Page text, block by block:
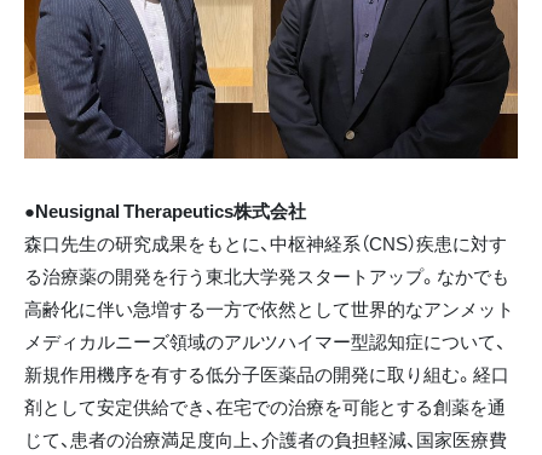
●Neusignal Therapeutics株式会社
森口先生の研究成果をもとに、中枢神経系（CNS）疾患に対す
る治療薬の開発を行う東北大学発スタートアップ。なかでも
高齢化に伴い急増する一方で依然として世界的なアンメット
メディカルニーズ領域のアルツハイマー型認知症について、
新規作用機序を有する低分子医薬品の開発に取り組む。経口
剤として安定供給でき、在宅での治療を可能とする創薬を通
じて、患者の治療満足度向上、介護者の負担軽減、国家医療費